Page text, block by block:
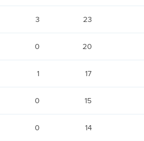
3 23
0 20
1 17
0 15
0 14